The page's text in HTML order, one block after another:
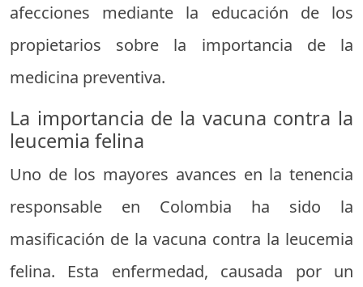
afecciones mediante la educación de los
propietarios sobre la importancia de la
medicina preventiva.
La importancia de la vacuna contra la
leucemia felina
Uno de los mayores avances en la tenencia
responsable en Colombia ha sido la
masificación de la vacuna contra la leucemia
felina. Esta enfermedad, causada por un